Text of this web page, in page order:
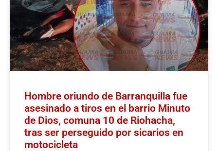
Hombre oriundo de Barranquilla fue
asesinado a tiros en el barrio Minuto
de Dios, comuna 10 de Riohacha,
tras ser perseguido por sicarios en
motocicleta